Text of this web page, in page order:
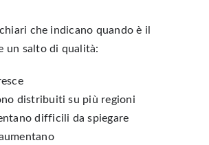
che indicano quando è il
un salto di qualità:
distribuiti su più regioni
difficili da spiegare